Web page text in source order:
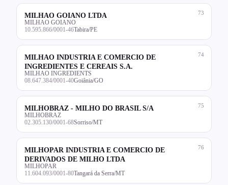
73
MILHAO GOIANO LTDA
MILHAO GOIANO
10.595.866/0001-46Tabira/PE
74
MILHAO INDUSTRIA E COMERCIO DE
INGREDIENTES E CEREAIS S.A.
MILHAO INGREDIENTS
08.647.384/0001-40Goiânia/GO
75
MILHOBRAZ - MILHO DO BRASIL S/A
MILHOBRAZ
02.305.130/0001-68Sorriso/MT
76
MILHOPAR INDUSTRIA E COMERCIO DE
DERIVADOS DE MILHO LTDA
MILHOPAR
11.604.093/0001-80Tangará da Serra/MT